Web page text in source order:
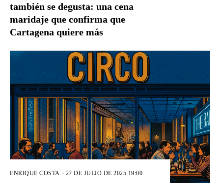
también se degusta: una cena
maridaje que confirma que
Cartagena quiere más
ENRIQUE COSTA - 27 DE JULIO DE 2025 19:00